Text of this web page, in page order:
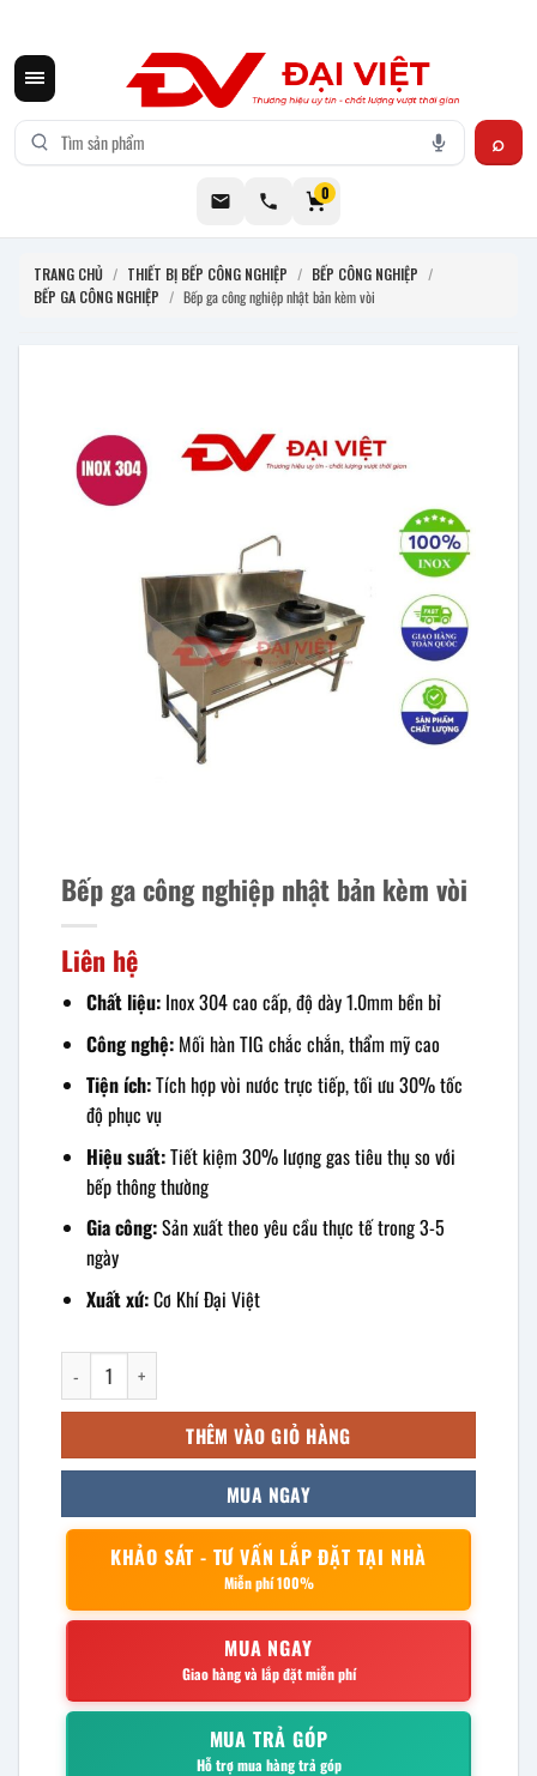
0
TRANG CHỦ / THIẾT BỊ BẾP CÔNG NGHIỆP / BẾP CÔNG NGHIỆP /
BẾP GA CÔNG NGHIỆP / Bếp ga công nghiệp nhật bản kèm vòi
Bếp ga công nghiệp nhật bản kèm vòi
Liên hệ
Chất liệu:Inox 304 cao cấp, độ dày 1.0mm bền bỉ
Công nghệ:Mối hàn TIG chắc chắn, thẩm mỹ cao
Tiện ích:Tích hợp vòi nước trực tiếp, tối ưu 30% tốc
độ phục vụ
Hiệu suất:Tiết kiệm 30% lượng gas tiêu thụ so với
bếp thông thường
Gia công:Sản xuất theo yêu cầu thực tế trong 3-5
ngày
Xuất xứ:Cơ Khí Đại Việt
Bếp ga công nghiệp nhật bản kèm vòi số lượng
THÊM VÀO GIỎ HÀNG
MUA NGAY
KHẢO SÁT - TƯ VẤN LẮP ĐẶT TẠI NHÀ
Miễn phí 100%
MUA NGAY
Giao hàng và lắp đặt miễn phí
MUA TRẢ GÓP
Hỗ trợ mua hàng trả góp